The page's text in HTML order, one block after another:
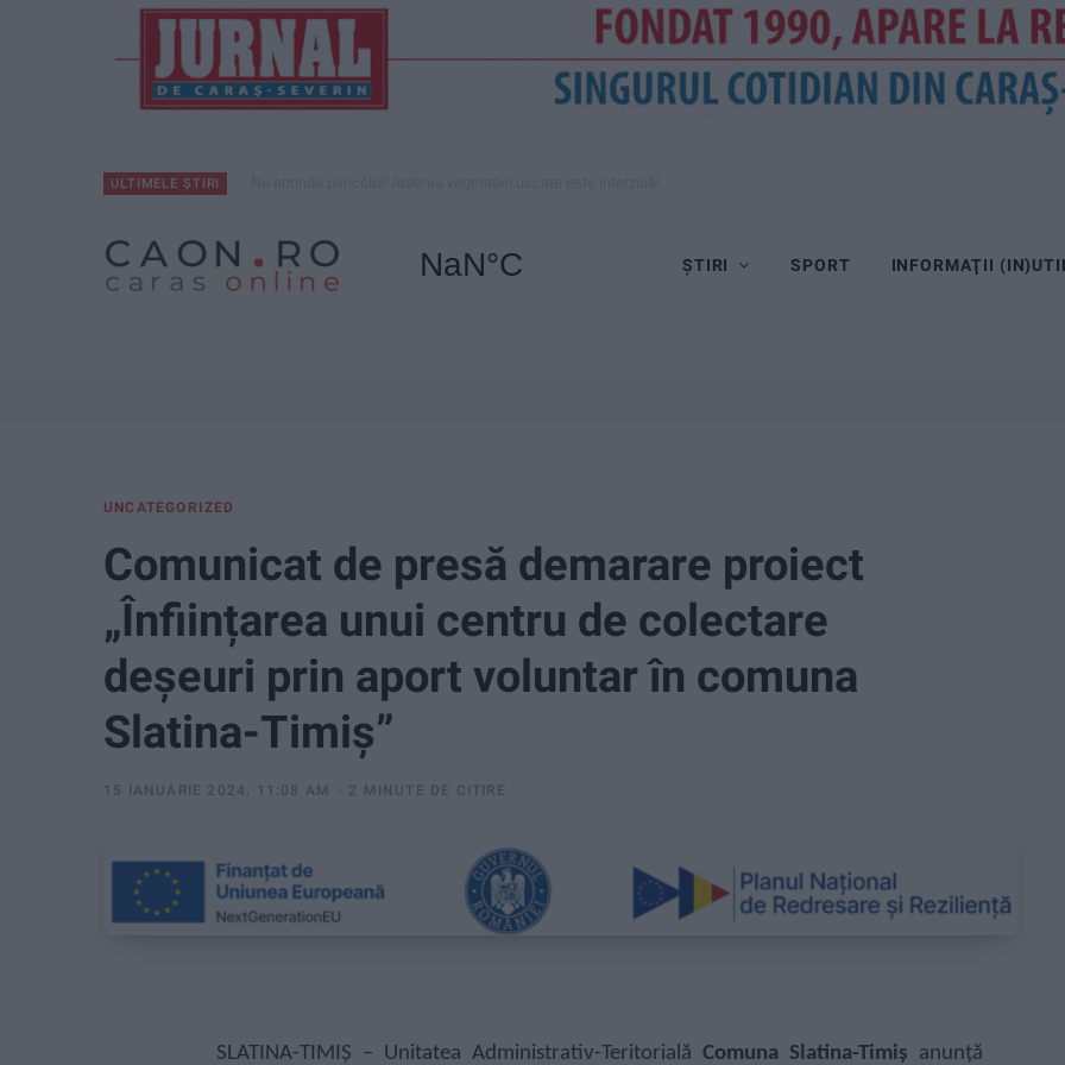
ULTIMELE ȘTIRI
ȘTIRI SPORT INFORMAŢII
UNCATEGORIZED
Comunicat de presă demarare proiect
„Înființarea unui centru de colectare
deșeuri prin aport voluntar în comuna
Slatina-Timiș”
15 IANUARIE 2024, 11:08 AM 2 MINUTE DE CITIRE
SLATINA-TIMIȘ – Unitatea Administrativ-TeritorialăComuna Slatina-Timiș anunță